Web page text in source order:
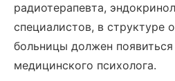
радиотерапевта,
специалистов, в структуре
больницы должен появиться
медицинского психолога.